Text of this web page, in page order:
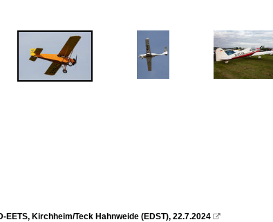
EETS, Kirchheim/Teck Hahnweide (EDST), 22.7.2024 